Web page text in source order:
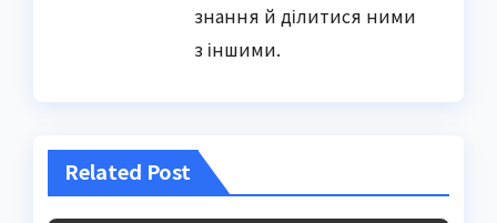
знання й ділитися ними
з іншими.
Related Post